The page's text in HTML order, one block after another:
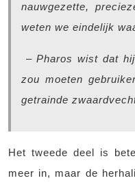
nauwgezette,
weten we eindelijk
–Pharos wist dat
zou moeten
getrainde
Het tweede deel is
meer in, maar de